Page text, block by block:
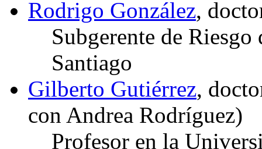
Rodrigo González,
Subgerente de
Santiago
Gilberto Gutiérrez,
con Andrea Rodríguez)
Profesor en la